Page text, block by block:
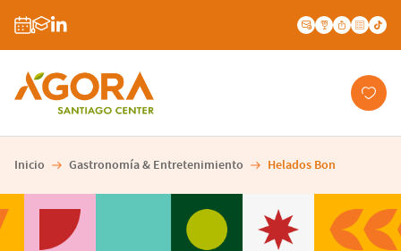
Inicio Gastronomía & Entretenimiento Helados Bon